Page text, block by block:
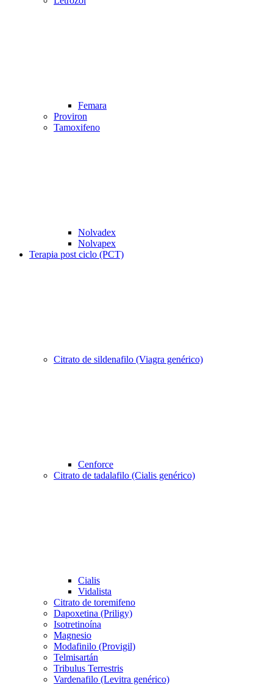
Femara
Proviron
Tamoxifeno
Nolvadex
Nolvapex
Terapia post ciclo (PCT)
Citrato de sildenafilo (Viagra genérico)
Cenforce
Citrato de tadalafilo (Cialis genérico)
Cialis
Vidalista
Citrato de toremifeno
Dapoxetina (Priligy)
Isotretinoína
Magnesio
Modafinilo (Provigil)
Telmisartán
Tribulus Terrestris
Vardenafilo (Levitra genérico)